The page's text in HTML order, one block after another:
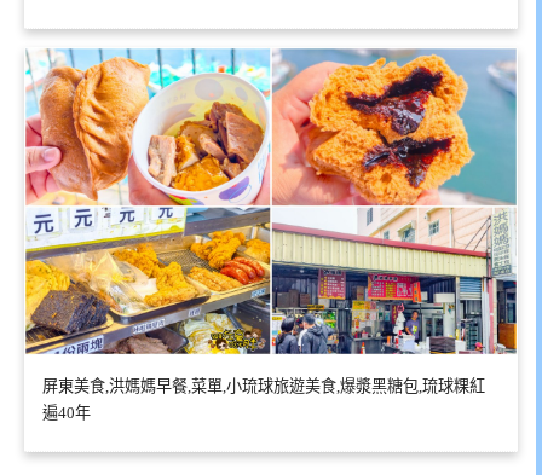
屏東美食,洪媽媽早餐,菜單,小琉球旅遊美食,爆漿黑糖包,琉球粿紅
遍40年